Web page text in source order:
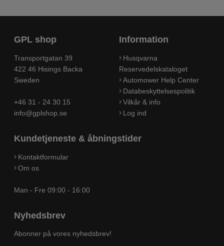
GPL shop
Transportgatan 39
422 46 Hisings Backa
Sweden
+46 31 - 24 30 15
info@gplshop.se
Information
Husqvarna
Reservedelskataloget
Automower Help Center
Databeskyttelsespolitik
Vilkår & info
Log ind
Kundetjeneste & åbningstider
Kontaktformular
Om os
Man - Fre 09:00 - 16:00
Nyhedsbrev
Abonner på vores nyhedsbrev!